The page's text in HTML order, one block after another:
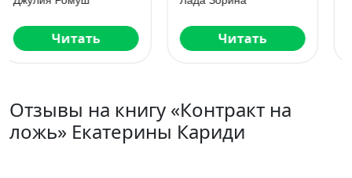
Читать Читать
Отзывы на книгу «Контракт на
ложь» Екатерины Кариди